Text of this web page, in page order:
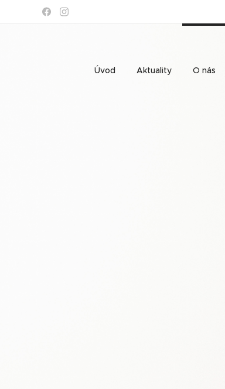
Úvod Aktuality O nás